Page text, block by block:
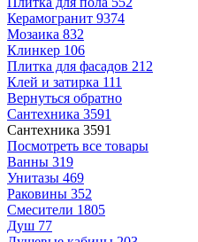
Керамогранит 9374
Мозаика 832
Клинкер 106
Плитка для фасадов 212
Клей и затирка 111
Вернуться обратно
Сантехника 3591
Сантехника 3591
Посмотреть все товары
Ванны 319
Унитазы 469
Раковины 352
Смесители 1805
Душ 77